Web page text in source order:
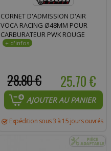
CORNET D'ADMISSION D'AIR
VOCA RACING Ø48MM POUR
CARBURATEUR PWK ROUGE
25.70 €
28.80 €
AJOUTER AU PANIER
Expédition sous 3 à 15 jours ouvrés